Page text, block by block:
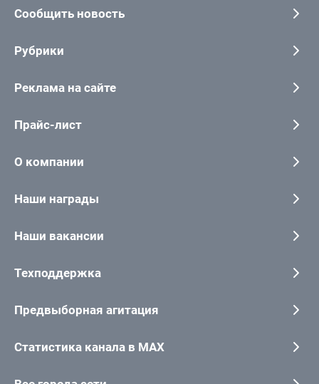
Сообщить новость
Рубрики
Реклама на сайте
Прайс-лист
О компании
Наши награды
Наши вакансии
Техподдержка
Предвыборная агитация
Статистика канала в MAX